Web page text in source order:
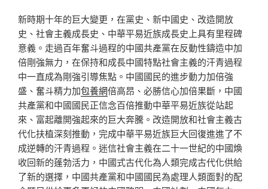
新時期十年的巨大變更，在黨史、新中國史、改造開放
史、社會主義成長史、中華平易近族成長史上具有里程碑
意義。走過百年奮斗過程的中國共產黨在反動性鑄造中加
倍剛強無力，在保持和成長中國特點社會主義的汗青過程
中一直成為剛強引導焦點。中國國民的進步動力加倍強
盛、奮斗精力加包養網倍高昂、必勝信心加倍果斷，中國
共產黨和中國國民正信念百倍推動中華平易近族從站起
來、富起離開強起來的巨大奔騰。改造開放和社會主義古
代化扶植深刻推動，完成中華平易近族巨大回復進進了不
成逆轉的汗青過程。迷信社會主義在二十一世紀的中國煥
收回新的蓬勃活力，中國式古代化為人類完成古代化供給
了新的選擇，中國共產黨和中國國民為處理人類面對的配